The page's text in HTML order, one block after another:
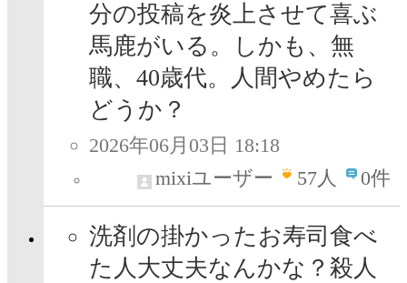
分の投稿を炎上させて喜ぶ
馬鹿がいる。しかも、無
職、40歳代。人間やめたら
どうか？
2026年06月03日 18:18
mixiユーザー
57人 0件
洗剤の掛かったお寿司食べ
た人大丈夫なんかな？殺人